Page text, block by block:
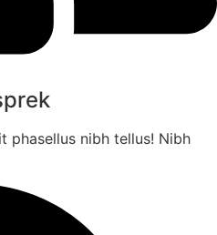
phasellus nibh tellus! Nibh